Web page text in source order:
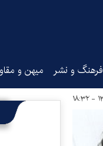
فرهنگ و نشر میهن و